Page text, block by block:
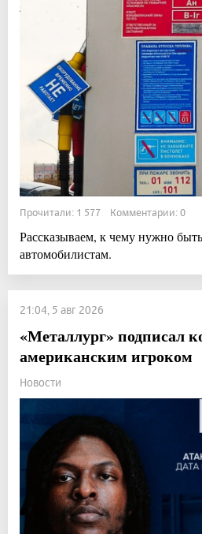
Прочитали: 1 577 Комментарии: 0
Рассказываем, к чему нужно
автомобилистам.
21:04, 5 авг 2026
«Металлург» подписал
американским игроком
Новости